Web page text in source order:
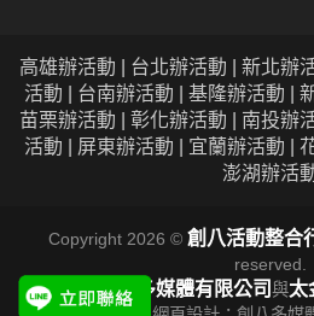
高雄辦活動 | 台北辦活動 | 新北辦
活動 | 台南辦活動 | 基隆辦活動 |
苗栗辦活動 | 彰化辦活動 | 南投辦
活動 | 屏東辦活動 | 宜蘭辦活動 |
澎湖辦活
Copyright 2026 © 創八活動整合
reserved.
本公司由創八多媒體有限公司與太